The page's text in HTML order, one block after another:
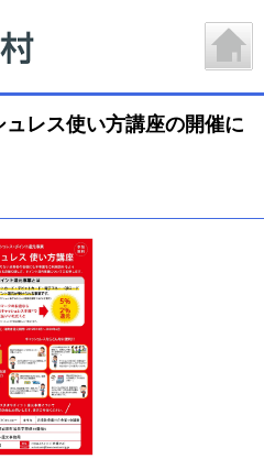
ュレス使い方講座の開催に